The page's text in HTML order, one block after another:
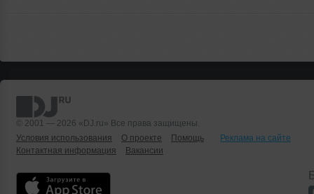
© 2001 — 2026 «DJ.ru» Все права защищены.
Условия использования
О проекте Помощь
Реклама на сайте
Контактная информация
Вакансии